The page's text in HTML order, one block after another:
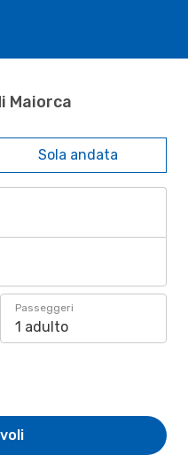
Maiorca
Sola andata
Passeggeri
1 adulto